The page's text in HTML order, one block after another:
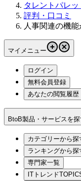
タレントパレッ
評判・口コミ
人事関連の機
マイメニュー
ログイン
無料会員登録
あなたの閲覧履歴
BtoB製品・サービスを探
カテゴリーから探
ランキングから探
専門家一覧
ITトレンド